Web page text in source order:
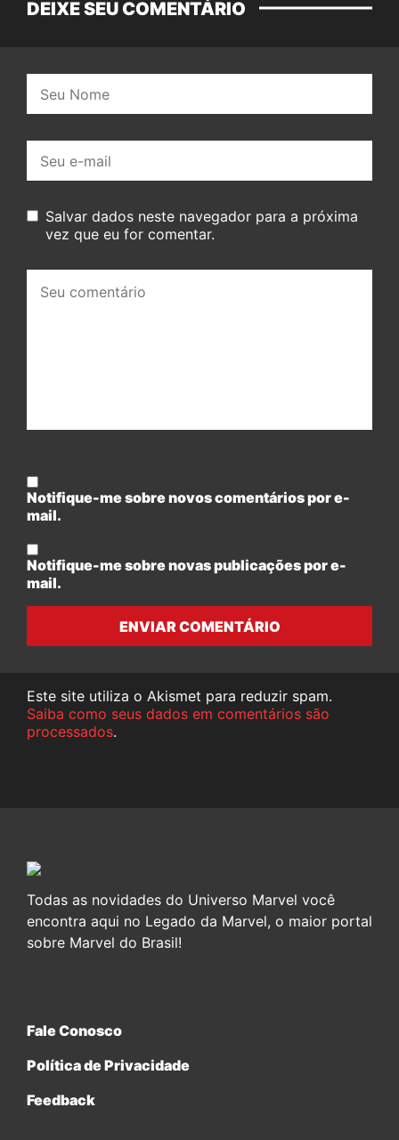
DEIXE SEU COMENTÁRIO
mail:
Salvar dados neste navegador para a próxima
vez que eu for comentar.
comentário:
Notifique-me sobre novos comentários por e-
mail.
Notifique-me sobre novas publicações por e-
mail.
ENVIAR COMENTÁRIO
Este site utiliza o Akismet para reduzir spam.
Saiba como seus dados em comentários são
processados.
Todas as novidades do Universo Marvel você
encontra aqui no Legado da Marvel, o maior portal
sobre Marvel do Brasil!
Fale Conosco
Política de Privacidade
Feedback